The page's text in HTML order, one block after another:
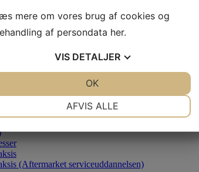
(Aftermarket serviceuddannelsen)
mere om vores brug af cookies og
af persondata her.
VIS DETALJER
AFVIS ALLE
OK